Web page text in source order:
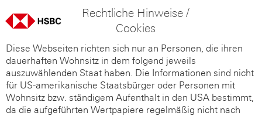
Rechtliche Hinweise /
Cookies
Diese Webseiten richten sich nur an Personen, die ihren
dauerhaften Wohnsitz in dem folgend jeweils
auszuwählenden Staat haben. Die Informationen sind nicht
für US-amerikanische Staatsbürger oder Personen mit
Wohnsitz bzw. ständigem Aufenthalt in den USA bestimmt,
da die aufgeführten Wertpapiere regelmäßig nicht nach